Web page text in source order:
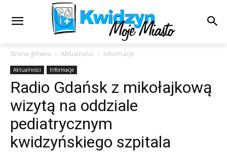
Strona główna Aktualności Informacje
Aktualności Informacje
Radio Gdańsk z mikołajkową
wizytą na oddziale
pediatrycznym
kwidzyńskiego szpitala